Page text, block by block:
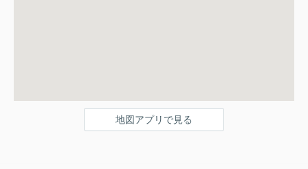
地図アプリで見る